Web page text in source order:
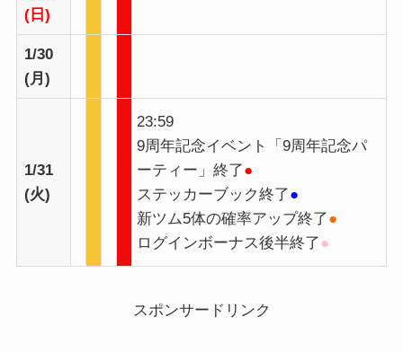
(日)
1/30
(月)
1/31
(火)
23:59
9周年記念イベント「9周年記念パ
ーティー」終了●
ステッカーブック終了●
新ツム5体の確率アップ終了●
ログインボーナス後半終了●
スポンサードリンク